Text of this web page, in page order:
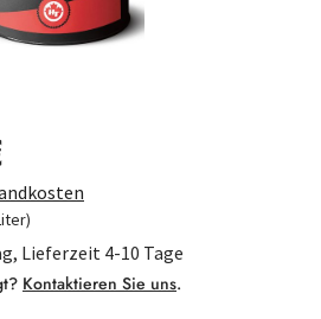
Lieferzeit 4-10 Tage
Kontaktieren Sie uns.